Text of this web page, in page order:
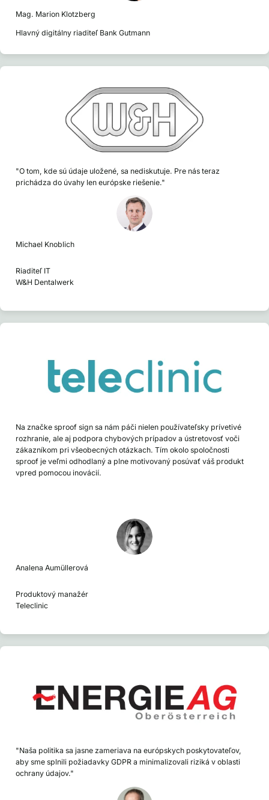
Mag. Marion Klotzberg
Hlavný digitálny riaditeľ Bank Gutmann
"O tom, kde sú údaje uložené, sa nediskutuje. Pre nás teraz
prichádza do úvahy len európske riešenie."
Michael Knoblich
Riaditeľ IT
W&H Dentalwerk
Na značke sproof sign sa nám páči nielen používateľsky prívetivé
rozhranie, ale aj podpora chybových prípadov a ústretovosť voči
zákazníkom pri všeobecných otázkach. Tím okolo spoločnosti
sproof je veľmi odhodlaný a plne motivovaný posúvať váš produkt
vpred pomocou inovácií.
Analena Aumüllerová
Produktový manažér
Teleclinic
"Naša politika sa jasne zameriava na európskych poskytovateľov,
aby sme splnili požiadavky GDPR a minimalizovali riziká v oblasti
ochrany údajov."